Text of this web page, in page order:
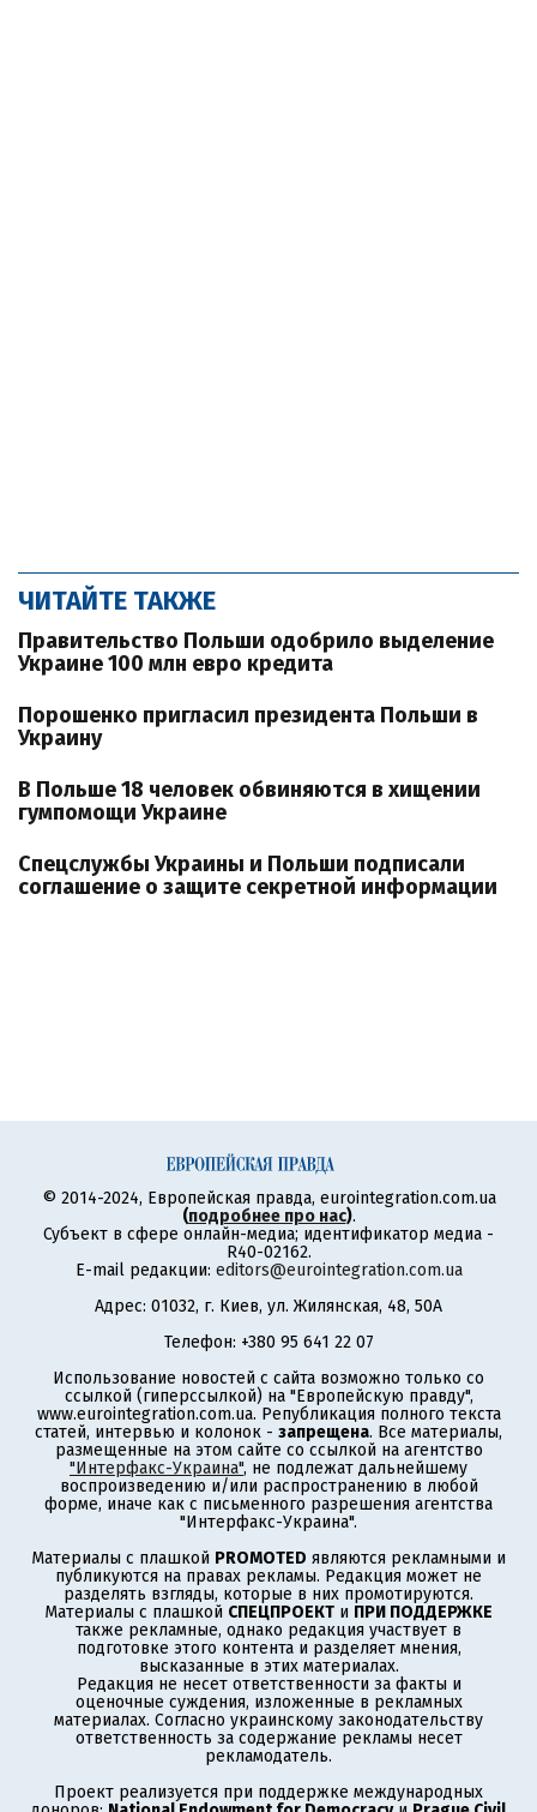
ЧИТАЙТЕ ТАКЖЕ
Правительство Польши одобрило выделение
Украине 100 млн евро кредита
Порошенко пригласил президента Польши в
Украину
В Польше 18 человек обвиняются в хищении
гумпомощи Украине
Спецслужбы Украины и Польши подписали
соглашение о защите секретной информации
© 2014-2024, Европейская правда, eurointegration.com.ua
(подробнее про нас).
Субъект в сфере онлайн-медиа; идентификатор медиа -
R40-02162.
E-mail редакции: editors@eurointegration.com.ua
Адрес: 01032, г. Киев, ул. Жилянская, 48, 50А
Телефон: +380 95 641 22 07
Использование новостей с сайта возможно только со
ссылкой (гиперссылкой) на "Европейскую правду",
www.eurointegration.com.ua. Републикация полного текста
статей, интервью и колонок - запрещена. Все материалы,
размещенные на этом сайте со ссылкой на агентство
"Интерфакс-Украина", не подлежат дальнейшему
воспроизведению и/или распространению в любой
форме, иначе как с письменного разрешения агентства
"Интерфакс-Украина".
Материалы с плашкой PROMOTED являются рекламными и
публикуются на правах рекламы. Редакция может не
разделять взгляды, которые в них промотируются.
Материалы с плашкой СПЕЦПРОЕКТ и ПРИ ПОДДЕРЖКЕ
также рекламные, однако редакция участвует в
подготовке этого контента и разделяет мнения,
высказанные в этих материалах.
Редакция не несет ответственности за факты и
оценочные суждения, изложенные в рекламных
материалах. Согласно украинскому законодательству
ответственность за содержание рекламы несет
рекламодатель.
Проект реализуется при поддержке международных